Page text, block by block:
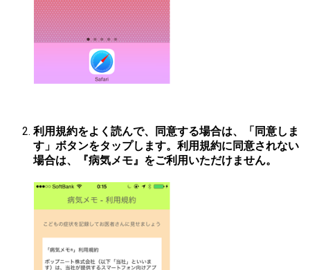
利用規約をよく読んで、同意する場合は、「同意しま
す」ボタンをタップします。利用規約に同意されない
場合は、『病気メモ』をご利用いただけません。